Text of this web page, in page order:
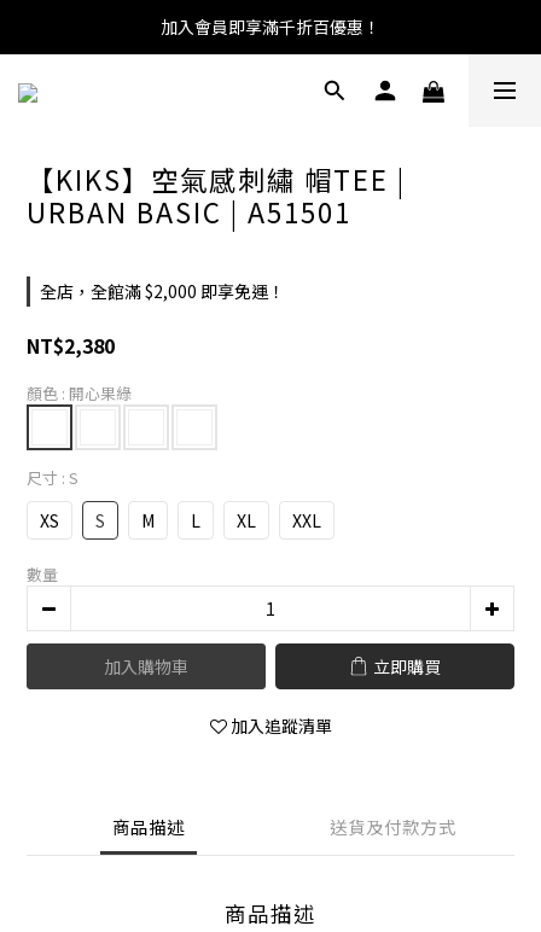
加入會員即享滿千折百優惠！
【KIKS】空氣感刺繡 帽TEE |
URBAN BASIC | A51501
全店，全館滿 $2,000 即享免運！
NT$2,380
顏色 : 開心果綠
尺寸 : S
XS S M L XL XXL
數量
加入購物車 立即購買
加入追蹤清單
商品描述 送貨及付款方式
商品描述